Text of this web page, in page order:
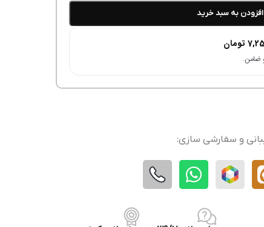
افزودن به سبد خرید
تومان
و سفارشی سازی: